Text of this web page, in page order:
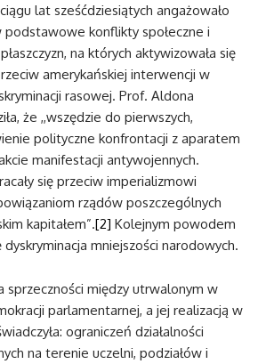
lat sześćdziesiątych angażowało
podstawowe konflikty społeczne i
na których aktywizowała się
amerykańskiej interwencji w
rasowej. Prof. Aldona
że ,,wszędzie do pierwszych,
polityczne konfrontacji z aparatem
manifestacji antywojennych.
się przeciw imperializmowi
rządów poszczególnych
kapitałem”.[2] Kolejnym powodem
mniejszości narodowych.
sprzeczności między utrwalonym w
parlamentarnej, a jej realizacją w
ograniczeń działalności
na terenie uczelni, podziałów i